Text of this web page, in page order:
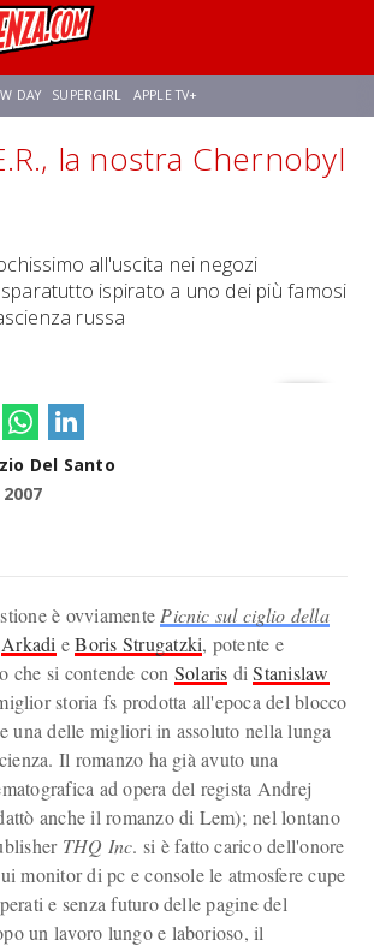
DAY SUPERGIRL APPLE TV+
ZENDAYA STAR TREK AVENGERS: DOOMSDAY
la nostra Chernobyl
all'uscita nei negozi
ispirato a uno dei più famosi
russa
Del Santo
è ovviamente Picnic sul ciglio della
Arkadi eBoris Strugatzki, potente e
che si contende con Solaris diStanislaw
storia fs prodotta all'epoca del blocco
una delle migliori in assoluto nella lunga
Il romanzo ha già avuto una
ad opera del regista Andrej
anche il romanzo di Lem); nel lontano
THQ Inc. si è fatto carico dell'onore
monitor di pc e console le atmosfere cupe
e senza futuro delle pagine del
un lavoro lungo e laborioso, il